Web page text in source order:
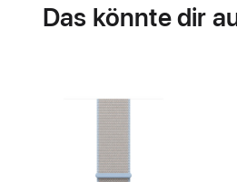
Das könnte dir